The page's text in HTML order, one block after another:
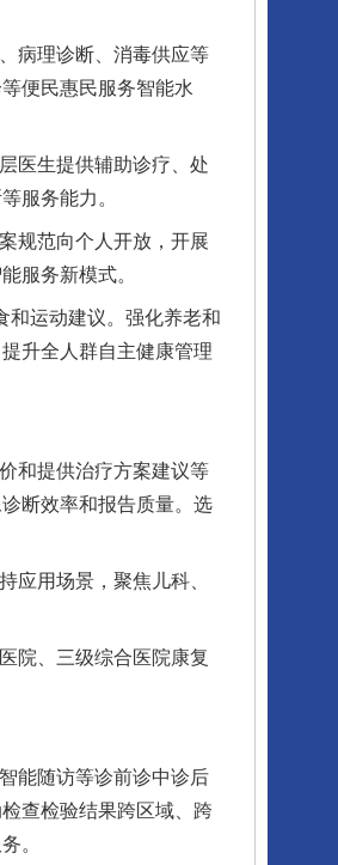
病理诊断、消毒供应等
便民惠民服务智能水
医生提供辅助诊疗、处
服务能力。
规范向个人开放，开展
服务新模式。
运动建议。强化养老和
升全人群自主健康管理
和提供治疗方案建议等
断效率和报告质量。选
用场景，聚焦儿科、
院、三级综合医院康复
能随访等诊前诊中诊后
查检验结果跨区域、跨
。